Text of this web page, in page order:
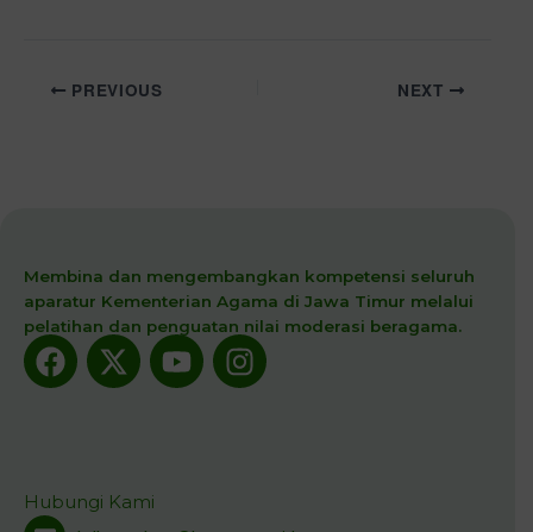
PREVIOUS NEXT
Membina dan mengembangkan kompetensi seluruh
aparatur Kementerian Agama di Jawa Timur melalui
pelatihan dan penguatan nilai moderasi beragama.
Facebook
X-
twitter
YoutubeInstagram
Hubungi Kami